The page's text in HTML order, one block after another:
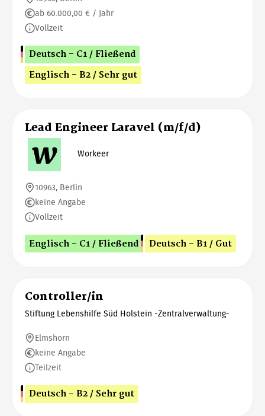
ab 60.000,00 € / Jahr
Vollzeit
Deutsch - C1 / Fließend
Englisch - B2 / Sehr gut
Lead Engineer Laravel (m/f/d)
Workeer
10963, Berlin
keine Angabe
Vollzeit
Englisch - C1 / Fließend Deutsch - B1 / Gut
Controller/in
Stiftung Lebenshilfe Süd Holstein -Zentralverwaltung-
Elmshorn
keine Angabe
Teilzeit
Deutsch - B2 / Sehr gut